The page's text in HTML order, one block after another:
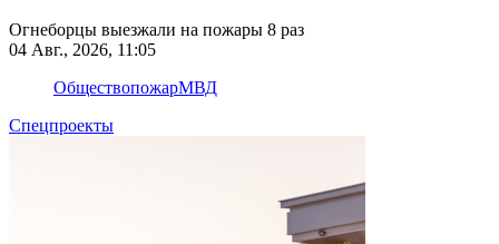
Огнеборцы выезжали на пожары 8 раз
04 Авг., 2026, 11:05
ОбществопожарМВД
Спецпроекты